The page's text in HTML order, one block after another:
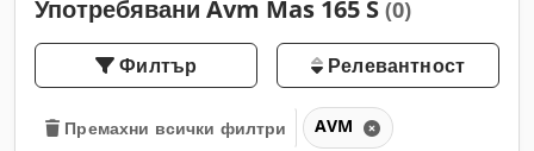
Употребявани Avm Mas 165 S (0)
Филтър Релевантност
Премахни всички филтри AVM